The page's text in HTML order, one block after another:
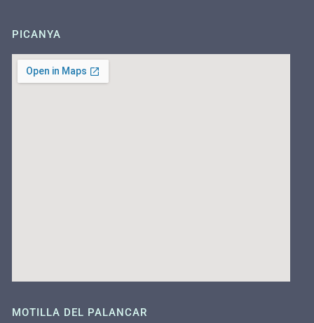
PICANYA
MOTILLA DEL PALANCAR